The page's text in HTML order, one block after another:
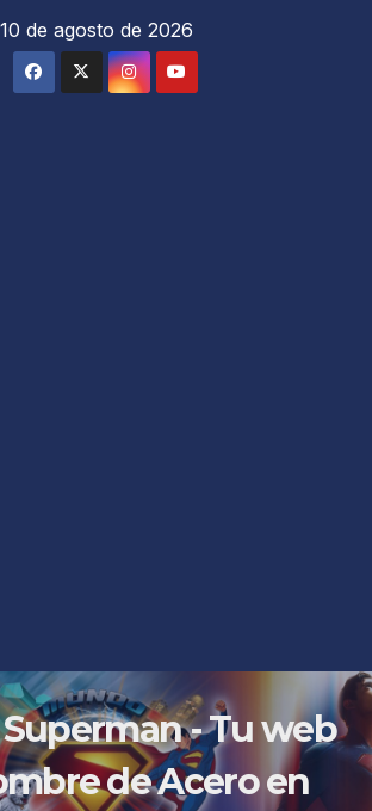
10 de agosto de 2026
- Tu web
de Acero en